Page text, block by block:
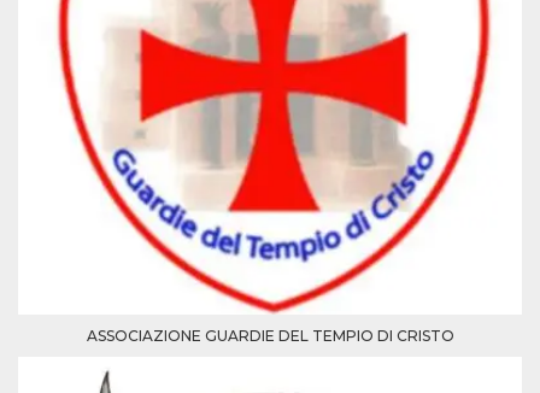
ASSOCIAZIONE GUARDIE DEL TEMPIO DI CRISTO